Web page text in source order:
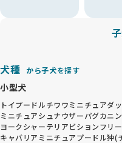
犬種 から子犬を探す
小型犬
トイプードルチワワミニチュアダ
ミニチュアシュナウザーパグカニ
ヨークシャーテリアビションフリ
キャバリア ミニチュアプードル狆(